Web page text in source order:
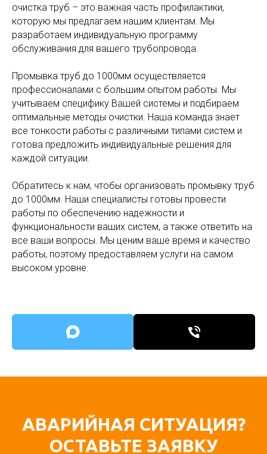
очистка труб – это важная часть профилактики,
которую мы предлагаем нашим клиентам. Мы
разработаем индивидуальную программу
обслуживания для вашего трубопровода.
Промывка труб до 1000мм осуществляется
профессионалами с большим опытом работы. Мы
учитываем специфику Вашей системы и подбираем
оптимальные методы очистки. Наша команда знает
все тонкости работы с различными типами систем и
готова предложить индивидуальные решения для
каждой ситуации.
Обратитесь к нам, чтобы организовать промывку труб
до 1000мм. Наши специалисты готовы провести
работы по обеспечению надежности и
функциональности ваших систем, а также ответить на
все ваши вопросы. Мы ценим ваше время и качество
работы, поэтому предоставляем услуги на самом
высоком уровне.
АВАРИЙНАЯ СИТУАЦИЯ?
ОСТАВЬТЕ ЗАЯВКУ
О НАС
Специализация компании
систем жилых и не жилых объектов от
бытовых случаев до проблем на
крупномасштабных объектах.
Выполняем весь спектр работ по очистке
канализационных и ливневых
трубопроводов, а также вентиляции и
дымоходов, используя в работе наиболее
эффективные методы. Арсенал нашего
кроме электро-механических и
гидродинамических очистных установок,
еще включает современные устройства для
видеодиагностики труб различного
диаметра.
Для обследования используем
специализированную технологию
телеинспекции - неразрушающий метод
состояние и может проводиться как в
комплексе работ по прочистке инженерных
коммуникаций, так и самостоятельно по
отдельному договору.